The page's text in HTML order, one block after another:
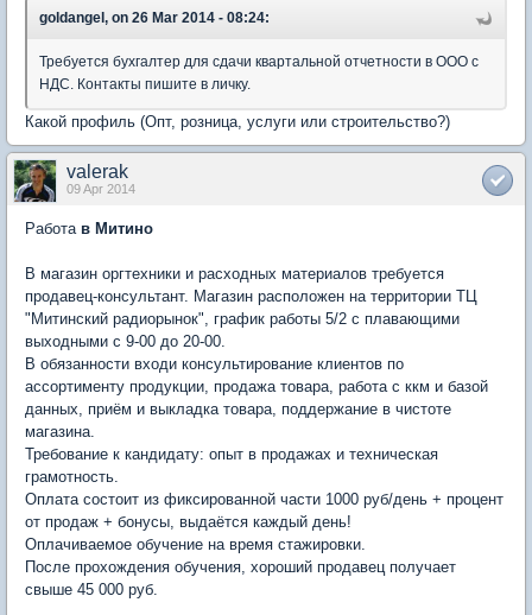
goldangel, on 26 Mar 2014 - 08:24:
Требуется бухгалтер для сдачи квартальной отчетности в ООО с
НДС. Контакты пишите в личку.
Какой профиль (Опт, розница, услуги или строительство?)
valerak
09 Apr 2014
Работа в Митино
В магазин оргтехники и расходных материалов требуется
продавец-консультант. Магазин расположен на территории ТЦ
"Митинский радиорынок", график работы 5/2 с плавающими
выходными с 9-00 до 20-00.
В обязанности входи консультирование клиентов по
ассортименту продукции, продажа товара, работа с ккм и базой
данных, приём и выкладка товара, поддержание в чистоте
магазина.
Требование к кандидату: опыт в продажах и техническая
грамотность.
Оплата состоит из фиксированной части 1000 руб/день + процент
от продаж + бонусы, выдаётся каждый день!
Оплачиваемое обучение на время стажировки.
После прохождения обучения, хороший продавец получает
свыше 45 000 руб.